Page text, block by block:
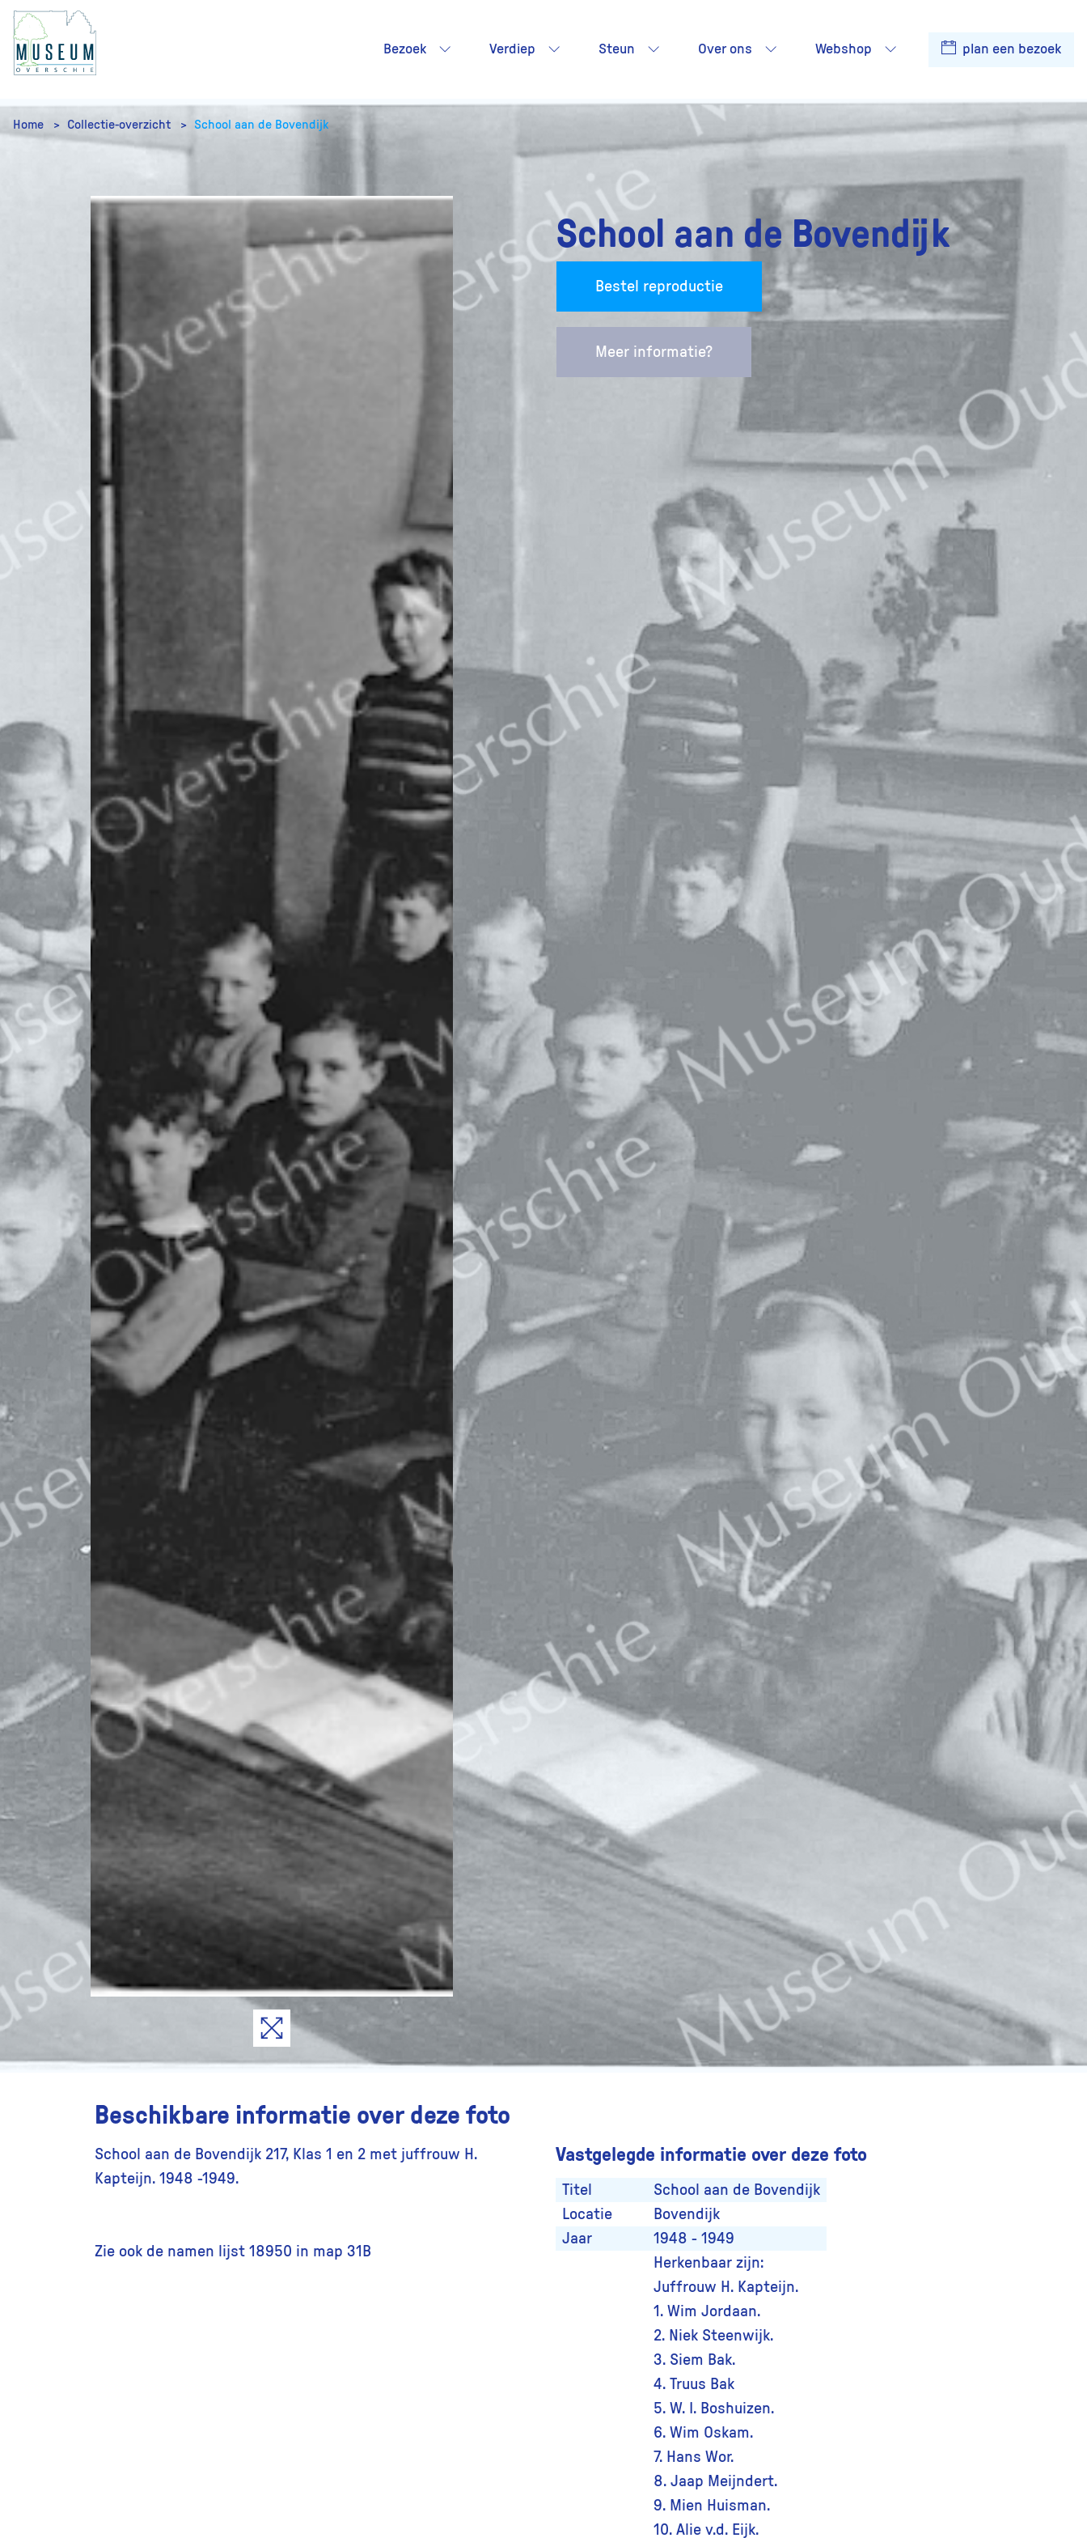
Bezoek Verdiep Steun Over ons Webshop plan een bezoek
Home Collectie-overzicht School aan de Bovendijk
School aan de Bovendijk
Bestel reproductie
Meer informatie?
Beschikbare informatie over deze foto
School aan de Bovendijk 217, Klas 1 en 2 met juffrouw H.
Kapteijn. 1948 -1949.
Zie ook de namen lijst 18950 in map 31B
Vastgelegde informatie over deze foto
Titel
School aan de Bovendijk
Locatie
Bovendijk
Jaar
1948 - 1949
Herkenbaar zijn:
Juffrouw H. Kapteijn.
1. Wim Jordaan.
2. Niek Steenwijk.
3. Siem Bak.
4. Truus Bak
5. W. I. Boshuizen.
6. Wim Oskam.
7. Hans Wor.
8. Jaap Meijndert.
9. Mien Huisman.
10. Alie v.d. Eijk.